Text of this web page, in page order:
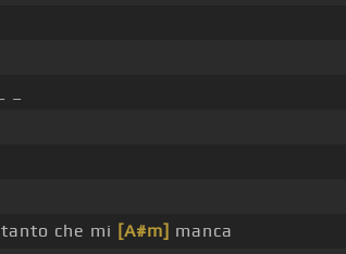
tanto che mi [A#m] manca